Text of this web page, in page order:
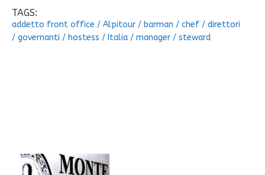
TAGS:
addetto front office / Alpitour / barman / chef / direttori
/ governanti / hostess / Italia / manager / steward